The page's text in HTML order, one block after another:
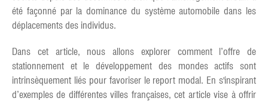
été façonné par la dominance du système automobile dans les
déplacements des individus.
Dans cet article, nous allons explorer comment l’offre de
stationnement et le développement des mondes actifs sont
intrinsèquement liés pour favoriser le report modal. En s'inspirant
d’exemples de différentes villes françaises, cet article vise à offrir